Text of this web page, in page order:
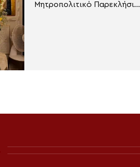
Μητροπολιτικό Παρεκλήσι...